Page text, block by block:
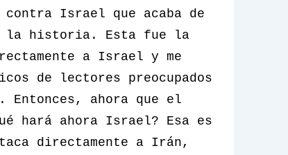
Israel que acaba de
la historia. Esta fue la
a Israel y me
de lectores preocupados
Entonces, ahora que el
hará ahora Israel? Esa es
directamente a Irán,